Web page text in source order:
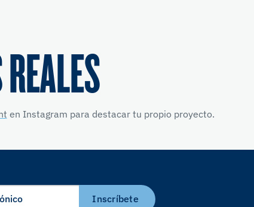
en Instagram para destacar tu propio proyecto.
Inscríbete